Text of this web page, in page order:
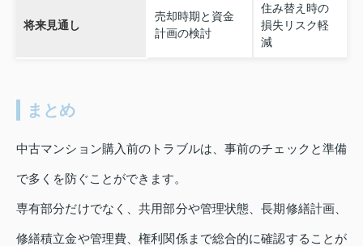
将来見通し
売却時期と資金
計画の検討
住み替え時の
損失リスク軽
減
まとめ
中古マンション購入前のトラブルは、事前のチェックと準備
で多くを防ぐことができます。
専有部分だけでなく、共用部分や管理状態、長期修繕計画、
修繕積立金や管理費、権利関係まで総合的に確認することが